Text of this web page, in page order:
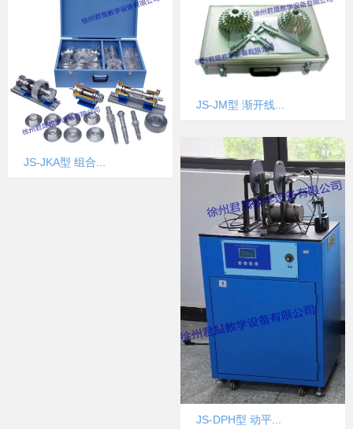
JS-JKA型 组合...
JS-JM型 渐开线...
JS-DPH型 动平...